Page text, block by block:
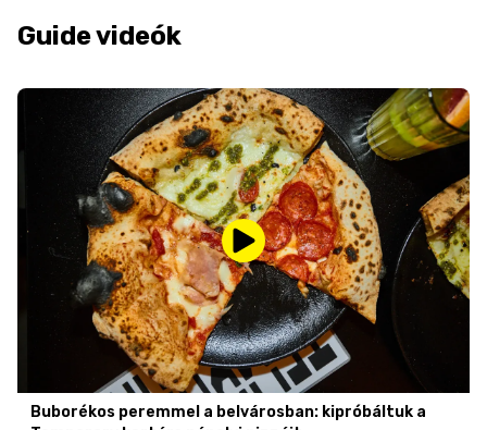
Guide videók
Buborékos peremmel a belvárosban: kipróbáltuk a